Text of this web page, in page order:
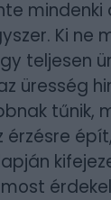
Ki ne
teljesen
üresség
tűnik,
érzésre